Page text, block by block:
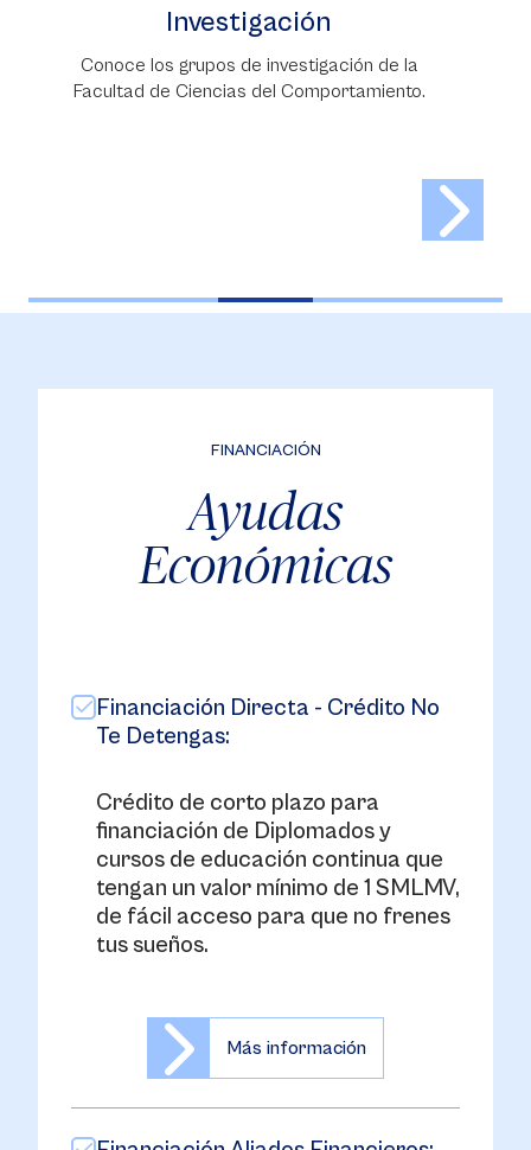
Investigación
Conoce los grupos de investigación de la
Facultad de Ciencias del Comportamiento.
FINANCIACIÓN
Ayudas
Económicas
Financiación Directa - Crédito No
Te Detengas:
Crédito de corto plazo para
financiación de Diplomados y
cursos de educación continua que
tengan un valor mínimo de 1 SMLMV,
de fácil acceso para que no frenes
tus sueños.
Más información